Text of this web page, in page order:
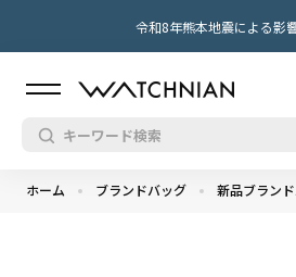
令和8年熊本地震による影
ホーム ブランドバッグ 新品ブラン